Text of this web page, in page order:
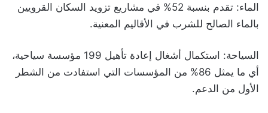
الماء: تقدم بنسبة 52% في مشاريع تزويد السكان القرويين
بالماء الصالح للشرب في الأقاليم المعنية.
السياحة: استكمال أشغال إعادة تأهيل 199 مؤسسة سياحية،
أي ما يمثل 86% من المؤسسات التي استفادت من الشطر
الأول من الدعم.